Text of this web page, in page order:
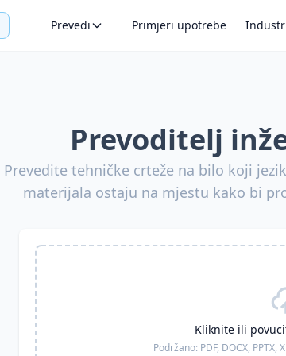
Prevedi Primjeri upotrebe
Prevoditelj
Prevedite tehničke crteže na bilo koji
materijala ostaju na mjestu kako bi
Kliknite ili
Podržano: PDF, DOCX, PPTX,